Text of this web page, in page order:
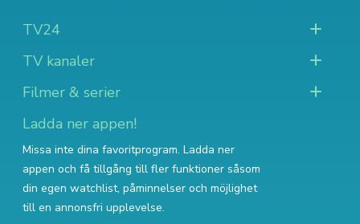
TV24
TV kanaler
Filmer & serier
Ladda ner appen!
Missa inte dina favoritprogram. Ladda ner
appen och få tillgång till fler funktioner såsom
din egen watchlist, påminnelser och möjlighet
till en annonsfri upplevelse.